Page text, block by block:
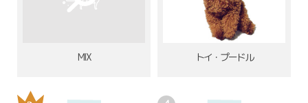
MIX トイ・プードル